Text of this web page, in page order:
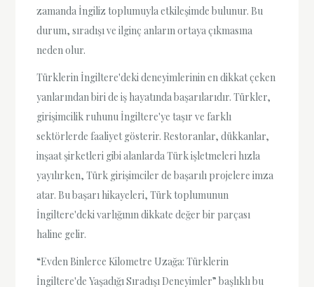
zamanda İngiliz toplumuyla etkileşimde bulunur. Bu
durum, sıradışı ve ilginç anların ortaya çıkmasına
neden olur.
Türklerin İngiltere'deki deneyimlerinin en dikkat çeken
yanlarından biri de iş hayatında başarılarıdır. Türkler,
girişimcilik ruhunu İngiltere'ye taşır ve farklı
sektörlerde faaliyet gösterir. Restoranlar, dükkanlar,
inşaat şirketleri gibi alanlarda Türk işletmeleri hızla
yayılırken, Türk girişimciler de başarılı projelere imza
atar. Bu başarı hikayeleri, Türk toplumunun
İngiltere'deki varlığının dikkate değer bir parçası
haline gelir.
“Evden Binlerce Kilometre Uzağa: Türklerin
İngiltere'de Yaşadığı Sıradışı Deneyimler” başlıklı bu